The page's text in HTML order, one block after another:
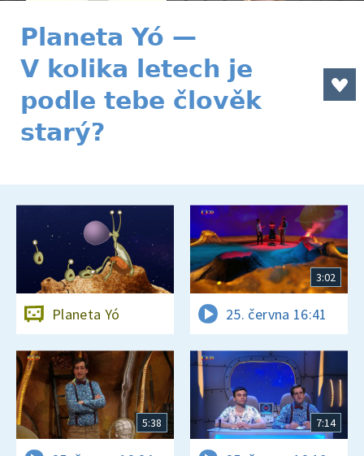
Planeta Yó —
V kolika letech je
podle tebe člověk
starý?
Planeta Yó
3:02
25. června 16:41
5:38 7:14